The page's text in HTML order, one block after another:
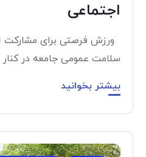
اجتماعی
ورزش فرصتی برای مشارکت
سلامت عمومی جامعه در کنار
بیشتر بخوانید